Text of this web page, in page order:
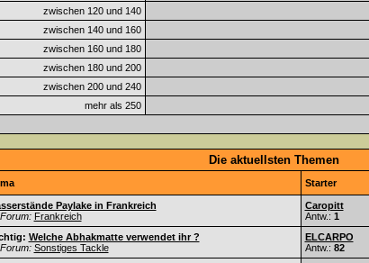
zwischen 120 und 140
zwischen 140 und 160
zwischen 160 und 180
zwischen 180 und 200
zwischen 200 und 240
mehr als 250
Die aktuellsten Themen
Starter
Paylake in Frankreich
Frankreich
Caropitt
Antw.: 1
Welche Abhakmatte verwendet ihr ?
Sonstiges Tackle
ELCARPO
Antw.: 82